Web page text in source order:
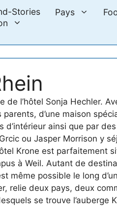
Stories Pays
l’hôtel Sonja Hechler.
d’une maison
ainsi que par
ou Jasper Morrison y
Krone est parfaitement
à Weil. Autant de
même possible le long
relie deux pays, deux
se trouve l’auberge